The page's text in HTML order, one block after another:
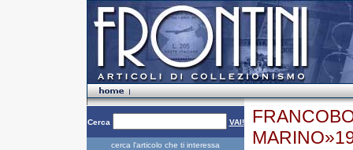
Cerca VAI!
cerca l'articolo che ti interessa